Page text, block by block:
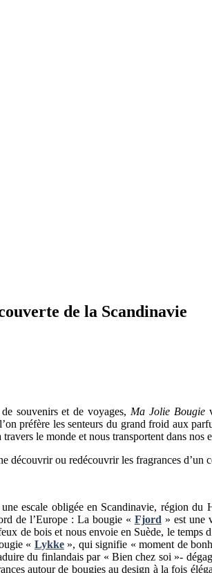
de la Scandinavie
souvenirs et de voyages, Ma Jolie Bougie
préfère les senteurs du grand froid aux
le monde et nous transportent dans nos
découvrir ou redécouvrir les fragrances
escale obligée en Scandinavie, région
de l’Europe : La bougie « Fjord » est une
de bois et nous envoie en Suède, le temps
« Lykke », qui signifie « moment de
du finlandais par « Bien chez soi »-
autour de bougies au design à la fois